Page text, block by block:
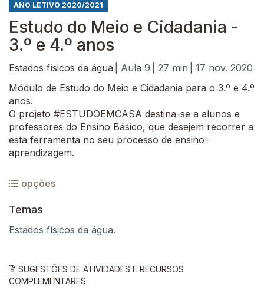
ANO LETIVO 2020/2021
Estudo do Meio e Cidadania -
3.º e 4.º anos
Estados físicos da água | Aula 9 | 27 min
| 17 nov. 2020
Módulo de Estudo do Meio e Cidadania para o 3.º e 4.º
anos.
O projeto #ESTUDOEMCASA destina-se a alunos e
professores do Ensino Básico, que desejem recorrer a
esta ferramenta no seu processo de ensino-
aprendizagem.
opções
Temas
Estados físicos da água.
SUGESTÕES DE ATIVIDADES E RECURSOS
COMPLEMENTARES